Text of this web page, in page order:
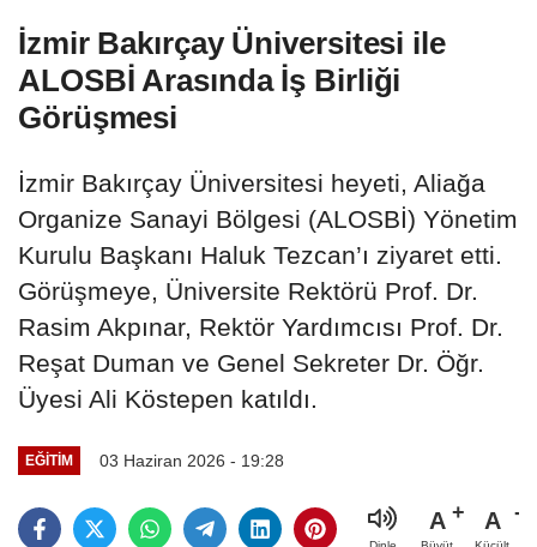
İzmir Bakırçay Üniversitesi ile
ALOSBİ Arasında İş Birliği
Görüşmesi
İzmir Bakırçay Üniversitesi heyeti, Aliağa
Organize Sanayi Bölgesi (ALOSBİ) Yönetim
Kurulu Başkanı Haluk Tezcan’ı ziyaret etti.
Görüşmeye, Üniversite Rektörü Prof. Dr.
Rasim Akpınar, Rektör Yardımcısı Prof. Dr.
Reşat Duman ve Genel Sekreter Dr. Öğr.
Üyesi Ali Köstepen katıldı.
EĞİTİM 03 Haziran 2026 - 19:28
A A